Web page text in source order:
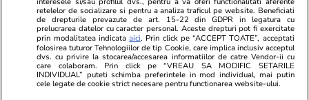
Ce este oțetul de orez și în ce
preparate se folosește
retelelor de socializare si pentru a analiza traficul pe website. Beneficiati
de drepturile prevazute de art. 15-22 din GDPR in legatura cu
prelucrarea datelor cu caracter personal. Aceste drepturi pot fi exercitate
prin modalitatea indicataaici. Prin click pe “ACCEPT TOATE”, acceptati
folosirea tuturor Tehnologiilor de tip Cookie, care implica inclusiv acceptul
dvs. cu privire la stocarea/accesarea informatiilor de catre Vendor-ii cu
care colaboram. Prin click pe “VREAU SA MODIFIC SETARILE
INDIVIDUAL” puteti schimba preferintele in mod individual, mai putin
cele legate de cookie strict necesare pentru functionarea website-ului.